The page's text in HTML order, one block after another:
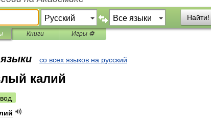
Найти!
Книги Игры ⚽
со всех языков на русский
калий